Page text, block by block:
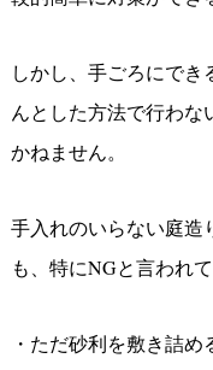
しかし、手ごろにで
んとした方法で行わな
かねません。
手入れのいらない庭造
も、特にNGと言われ
・ただ砂利を敷き詰め